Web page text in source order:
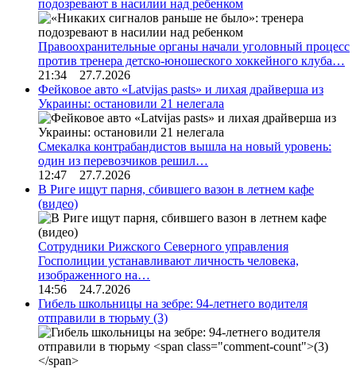
подозревают в насилии над ребенком
Правоохранительные органы начали уголовный процесс
против тренера детско-юношеского хоккейного клуба…
21:34 27.7.2026
Фейковое авто «Latvijas pasts» и лихая драйверша из
Украины: остановили 21 нелегала
Смекалка контрабандистов вышла на новый уровень:
один из перевозчиков решил…
12:47 27.7.2026
В Риге ищут парня, сбившего вазон в летнем кафе
(видео)
Сотрудники Рижского Северного управления
Госполиции устанавливают личность человека,
изображенного на…
14:56 24.7.2026
Гибель школьницы на зебре: 94-летнего водителя
отправили в тюрьму (3)